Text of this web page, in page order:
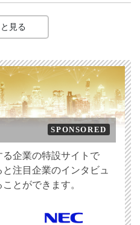
見る
SPONSORED
る企業の特設サイトで
注目企業のインタビュ
とができます。